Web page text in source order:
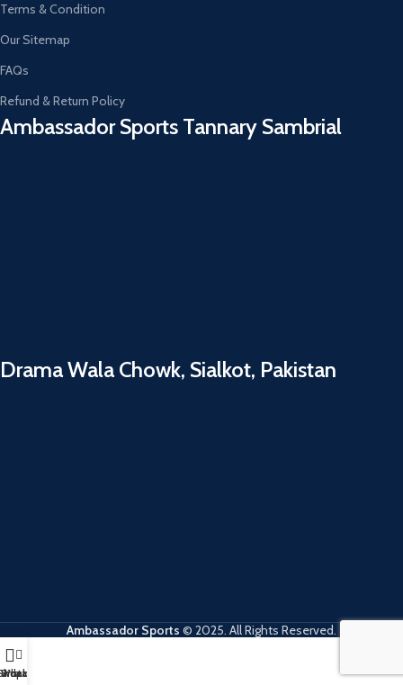
Terms & Condition
Our Sitemap
FAQs
Refund & Return Policy
Ambassador Sports Tannary Sambrial​
Drama Wala Chowk, Sialkot, Pakistan
Ambassador Sports © 2025. All Rights Reserved.
Sidebar
Whatsapp
Instagram